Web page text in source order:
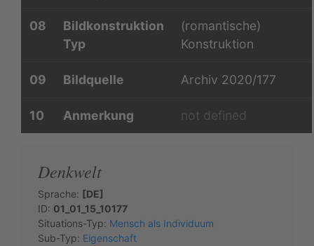
08
Bildkonstruktion
Typ
(romantische)
Konstruktion
09 Bildquelle Archiv 2020/177
10 Anmerkung not defined
Denkwelt
Sprache: [DE]
ID: 01_01_15_10177
Situations-Typ: Mensch als Individuum
Sub-Typ: Eigenschaft